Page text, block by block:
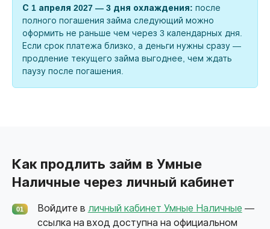
С 1 апреля 2027 — 3 дня охлаждения: после
полного погашения займа следующий можно
оформить не раньше чем через 3 календарных дня.
Если срок платежа близко, а деньги нужны сразу —
продление текущего займа выгоднее, чем ждать
паузу после погашения.
Как продлить займ в Умные
Наличные через личный кабинет
01 Войдите в личный кабинет Умные Наличные —
ссылка на вход доступна на официальном